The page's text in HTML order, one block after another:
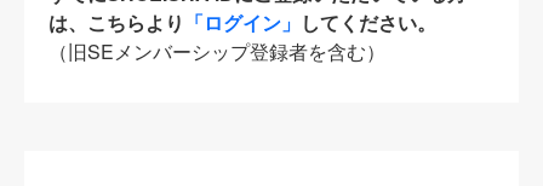
は、こちらより 「ログイン」 してください。
（旧SEメンバーシップ登録者を含む）